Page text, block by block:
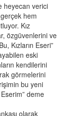
heyecan verici
hem
Kız
özgüvenlerini ve
Kızların Eseri”
eski
kendilerini
görmelerini
bu yeni
deme
olarak